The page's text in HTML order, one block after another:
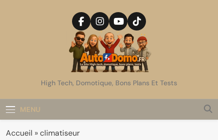
AutoDomo
High Tech, Domotique, Bons Plans Et Tests
MENU
Accueil »climatiseur